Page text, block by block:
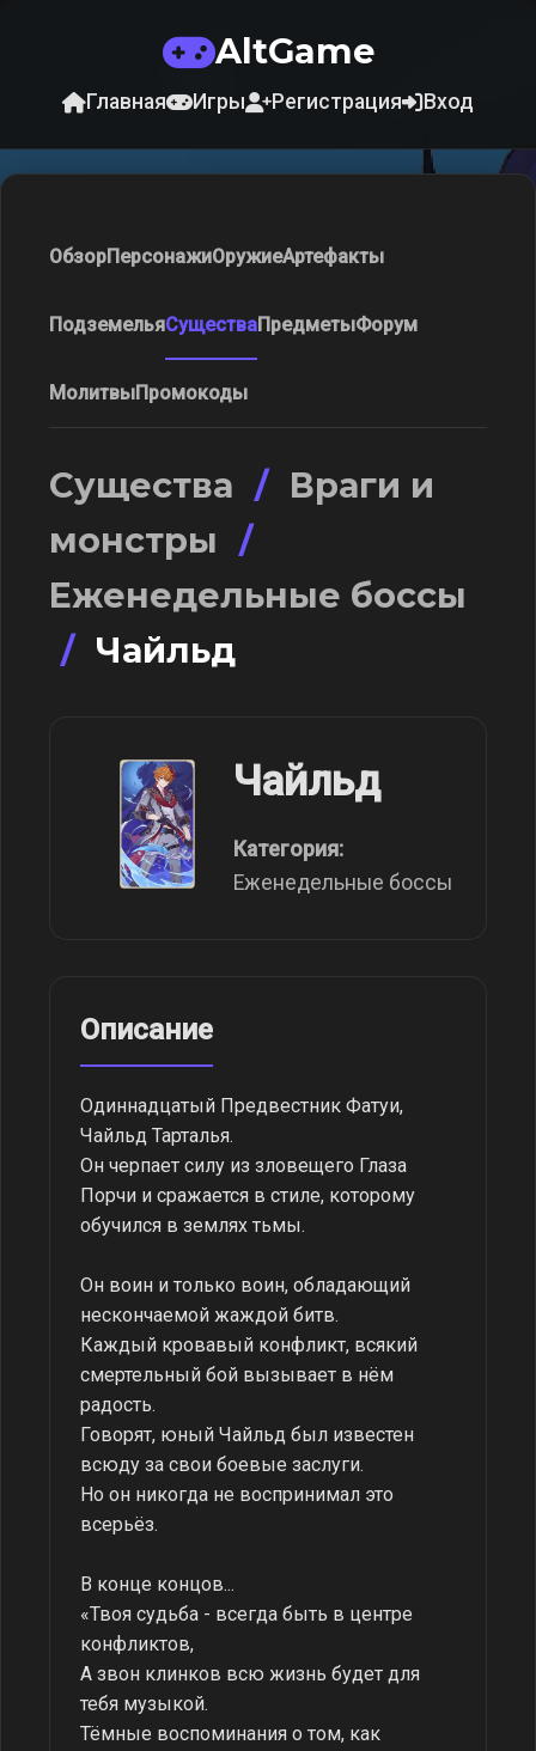
AltGame
Главная Игры Регистрация Вход
ОбзорПерсонажиОружиеАртефакты
ПодземельяСуществаПредметыФорум
МолитвыПромокоды
Существа / Враги и
монстры /
Еженедельные боссы
/ Чайльд
Чайльд
Категория:
Еженедельные боссы
Описание
Одиннадцатый Предвестник Фатуи,
Чайльд Тарталья.
Он черпает силу из зловещего Глаза
Порчи и сражается в стиле, которому
обучился в землях тьмы.
Он воин и только воин, обладающий
нескончаемой жаждой битв.
Каждый кровавый конфликт, всякий
смертельный бой вызывает в нём
радость.
Говорят, юный Чайльд был известен
всюду за свои боевые заслуги.
Но он никогда не воспринимал это
всерьёз.
В конце концов...
«Твоя судьба - всегда быть в центре
конфликтов,
А звон клинков всю жизнь будет для
тебя музыкой.
Тёмные воспоминания о том, как